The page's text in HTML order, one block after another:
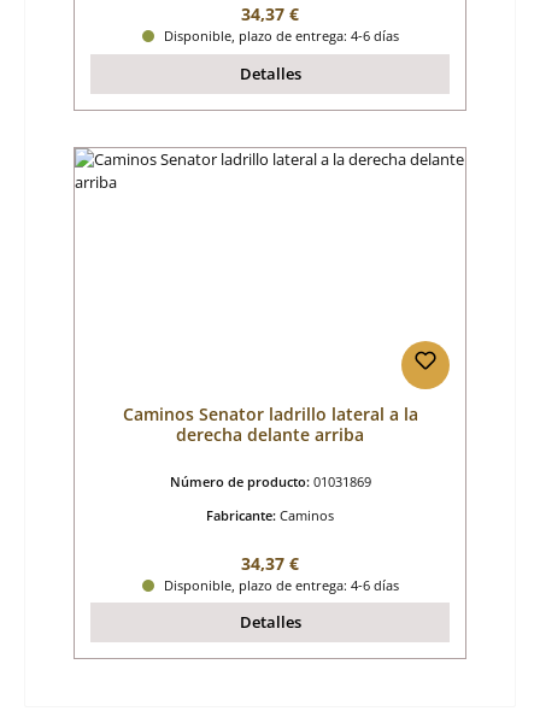
Precio normal:
34,37 €
Disponible, plazo de entrega: 4-6 días
Detalles
Caminos Senator ladrillo lateral a la
derecha delante arriba
Número de producto: 01031869
Fabricante: Caminos
Precio normal:
34,37 €
Disponible, plazo de entrega: 4-6 días
Detalles